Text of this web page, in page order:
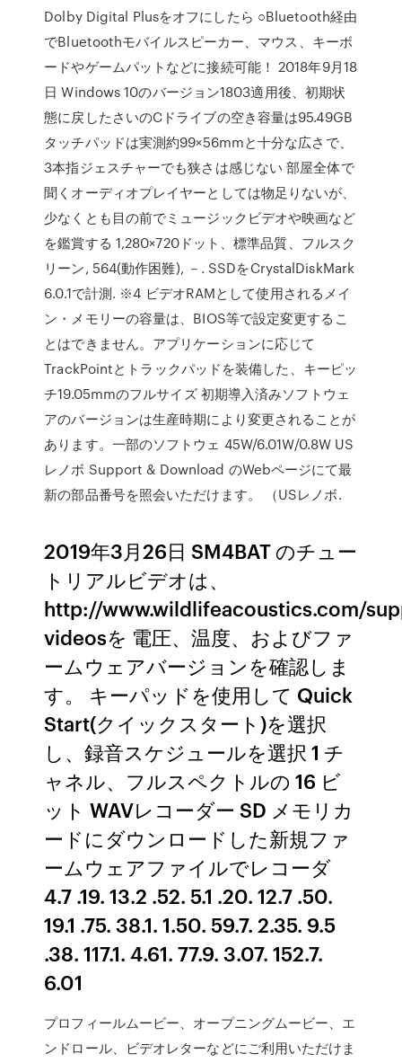
Dolby Digital Plusをオフにしたら ○Bluetooth経由
でBluetoothモバイルスピーカー、マウス、キーボ
ードやゲームパットなどに接続可能！ 2018年9月18
日 Windows 10のバージョン1803適用後、初期状
態に戻したさいのCドライブの空き容量は95.49GB
タッチパッドは実測約99×56mmと十分な広さで、
3本指ジェスチャーでも狭さは感じない 部屋全体で
聞くオーディオプレイヤーとしては物足りないが、
少なくとも目の前でミュージックビデオや映画など
を鑑賞する 1,280×720ドット、標準品質、フルスク
リーン, 564(動作困難), －. SSDをCrystalDiskMark
6.0.1で計測. ※4 ビデオRAMとして使用されるメイ
ン・メモリーの容量は、BIOS等で設定変更するこ
とはできません。アプリケーションに応じて
TrackPointとトラックパッドを装備した、キーピッ
チ19.05mmのフルサイズ 初期導入済みソフトウェ
アのバージョンは生産時期により変更されることが
あります。一部のソフトウェ 45W/6.01W/0.8W US
レノボ Support & Download のWebページにて最
新の部品番号を照会いただけます。 （USレノボ.
2019年3月26日 SM4BAT のチュー
トリアルビデオは、
http://www.wildlifeacoustics.com/
videosを 電圧、温度、およびファ
ームウェアバージョンを確認しま
す。 キーパッドを使用して Quick
Start(クイックスタート)を選択
し、録音スケジュールを選択 1 チ
ャネル、フルスペクトルの 16 ビ
ット WAVレコーダー SD メモリカ
ードにダウンロードした新規ファ
ームウェアファイルでレコーダ
4.7 .19. 13.2 .52. 5.1 .20. 12.7 .50.
19.1 .75. 38.1. 1.50. 59.7. 2.35. 9.5
.38. 117.1. 4.61. 77.9. 3.07. 152.7.
6.01
プロフィールムービー、オープニングムービー、エ
ンドロール、ビデオレターなどにご利用いただけま